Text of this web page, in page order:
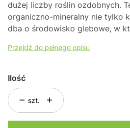
dużej liczby roślin ozdobnych.
organiczno-mineralny nie tylko
dba o środowisko glebowe, w
Przejdź do pełnego opisu
Ilość
szt.